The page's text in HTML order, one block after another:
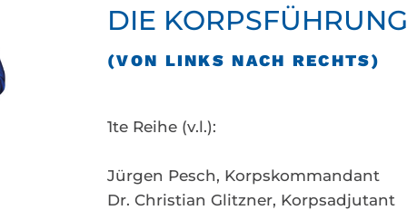
DIE KORPSFÜHRUNG
(VON LINKS NACH RECHTS)
1te Reihe (v.l.):
Jürgen Pesch, Korpskommandant
Dr. Christian Glitzner, Korpsadjutant